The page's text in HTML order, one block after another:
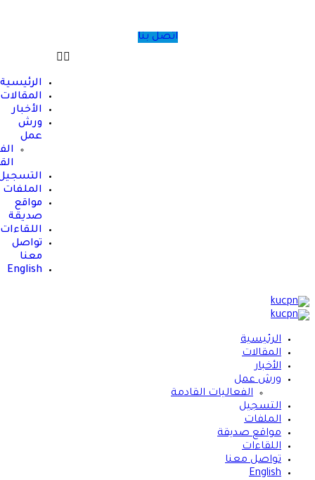
اتصل بنا
الرئيسية
المقالات
الأخبار
الفعاليات
التسجيل
الملفات
مواقع
اللقاءات
تواصل
English
الرئيسية
المقالات
الأخبار
ورش عمل
الفعاليات القادمة
التسجيل
الملفات
مواقع صديقة
اللقاءات
تواصل معنا
English